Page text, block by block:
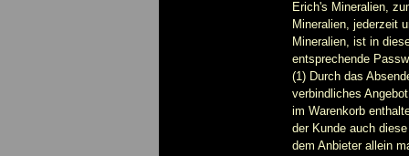
Erich's Mineralien,
Mineralien, jederzeit
Mineralien, ist in
entsprechende
(1) Durch das
verbindliches
im Warenkorb
der Kunde auch
dem Anbieter allein